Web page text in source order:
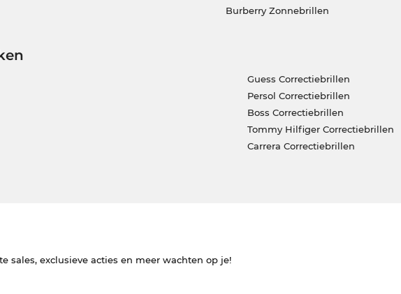
Burberry Zonnebrillen
Guess Correctiebrillen
Persol Correctiebrillen
Boss Correctiebrillen
Tommy Hilfiger Correctiebrillen
Carrera Correctiebrillen
sales, exclusieve acties en meer wachten op je!